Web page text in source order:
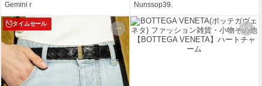
Gemini r Nunssop39.
タイムセール